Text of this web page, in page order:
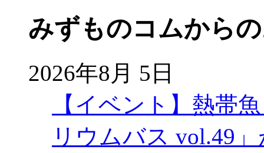
みずものコムから
2026年8月 5日
【イベント】熱帯
リウムバス vol.49